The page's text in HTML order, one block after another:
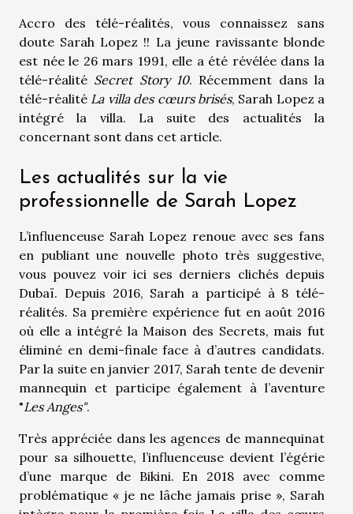
Accro des télé-réalités, vous connaissez sans
doute Sarah Lopez !! La jeune ravissante blonde
est née le 26 mars 1991, elle a été révélée dans la
télé-réalité Secret Story 10. Récemment dans la
télé-réalité La villa des cœurs brisés, Sarah Lopez a
intégré la villa. La suite des actualités la
concernant sont dans cet article.
Les actualités sur la vie
professionnelle de Sarah Lopez
L’influenceuse Sarah Lopez renoue avec ses fans
en publiant une nouvelle photo très suggestive,
vous pouvez voirici ses derniers clichés depuis
Dubaï. Depuis 2016, Sarah a participé à 8 télé-
réalités. Sa première expérience fut en août 2016
où elle a intégré la Maison des Secrets, mais fut
éliminé en demi-finale face à d’autres candidats.
Par la suite en janvier 2017, Sarah tente de devenir
mannequin et participe également à l’aventure
"Les Anges".
Très appréciée dans les agences de mannequinat
pour sa silhouette, l’influenceuse devient l’égérie
d’une marque de Bikini. En 2018 avec comme
problématique « je ne lâche jamais prise », Sarah